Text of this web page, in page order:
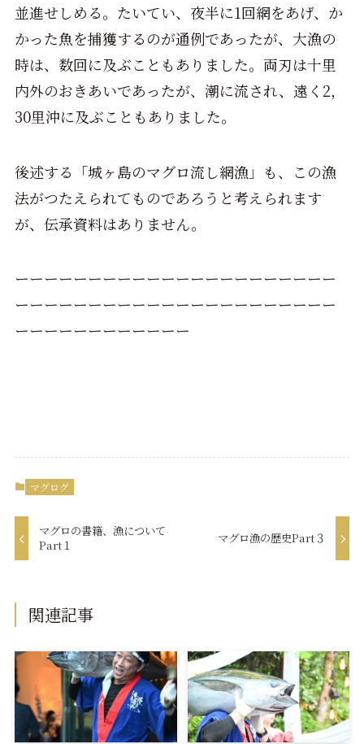
並進せしめる。たいてい、夜半に1回網をあげ、か
かった魚を捕獲するのが通例であったが、大漁の
時は、数回に及ぶこともありました。両刃は十里
内外のおきあいであったが、潮に流され、遠く2，
30里沖に及ぶこともありました。
後述する「城ヶ島のマグロ流し網漁」も、この漁
法がつたえられてものであろうと考えられます
が、伝承資料はありません。
ーーーーーーーーーーーーーーーーーーーーーー
ーーーーーーーーーーーーーーーーーーーーーー
ーーーーーーーーーーーー
マグログ
マグロの書籍、漁について
Part１
マグロ漁の歴史Part３
関連記事